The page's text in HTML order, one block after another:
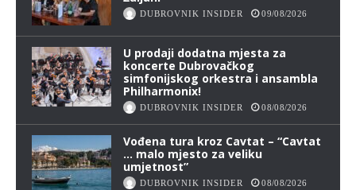
DUBROVNIK INSIDER 09/08/2026
U prodaji dodatna mjesta za
koncerte Dubrovačkog
simfonijskog orkestra i ansambla
Philharmonix!
DUBROVNIK INSIDER 08/08/2026
Vođena tura kroz Cavtat – “Cavtat
… malo mjesto za veliku
umjetnost”
DUBROVNIK INSIDER 08/08/2026